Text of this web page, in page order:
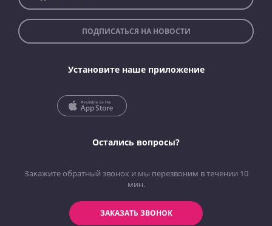
ПОДПИСАТЬСЯ НА НОВОСТИ
Установите наше приложение
Остались вопросы?
Закажите обратный звонок и мы перезвоним в течении 10
мин.
ЗАКАЗАТЬ ЗВОНОК